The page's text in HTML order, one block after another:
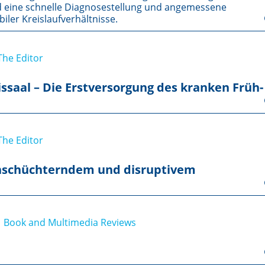
schnelle Diagnosestellung und angemessene
Kreislaufverhältnisse.
Editor
– Die Erstversorgung des kranken Früh-
Editor
und disruptivem
and Multimedia Reviews